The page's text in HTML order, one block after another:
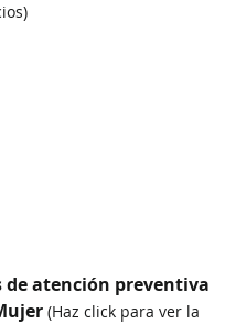
de atención preventiva
(Haz click para ver la